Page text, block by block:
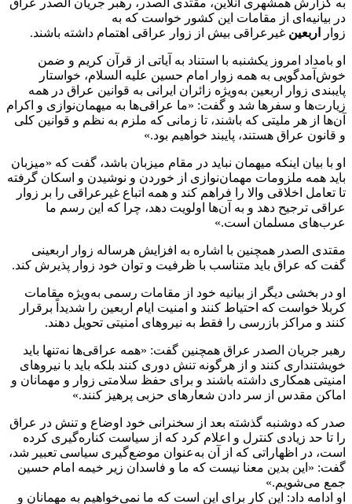
به گزارش همشهری آنلاین، مقتدی الصدر، رهبر جریان الصدر عراق
در بیانیه‌ای از مقامات این کشور خواست که به
زوار
اربعین غیرعراقی بیش از زوار عراقی اهتمام داشته باشند.
او بامداد امروز یکشنبه با استناد به آیاتی از قرآن کریم و ضمن
خوش‌آمدگویی به همه زوار امام حسین علیه السلام، خواستار
پایبندی زوار اربعین به‌ویژه زائران ایرانی به قوانین عراق در همه
زیارت‌ها و سفرها شد و گفت: «ما عراقی‌ها به میهمان‌نوازی و اکرام
آن‌ها از هر ملیتی که باشند، تا زمانی که ملزم به نظم و قوانین کلی
و قانون عراق هستند، پایبند خواهیم بود.»
او با بیان اینکه میهمان نباید در مقام میزبان باشد، گفت که «میزبان
باید همه ملزومات مهمان‌نوازی از خوردن و نوشیدن و اسکان گرفته
تا تعامل اخلاقی والا را فراهم کند و همه اتباع غیرعراقی را بر زوار
عراقی ترجیح دهد و به آن‌ها اولویت دهد، چرا که این رسم ما
عرب‌های مسلمان است.»
مقتدی الصدر همچنین با اشاره به افزایش هرساله زوار اربعینی
گفت که عراق باید متناسب با ظرفیت و توان خود زوار پذیرش کند.
او در بخشی دیگر از بیانیه خود از مقامات رسمی به‌ویژه مقامات
کربلا خواست که احتیاط کنند و امنیت ایام اربعین را شدیداً برقرار
کنند و مراکز بازرسی را فقط به نیروهای امنیتی تحویل دهند.
رهبر جریان الصدر عراق همچنین گفت: «همه عراقی‌ها نه‌تنها باید
خویشتنداری کنند و از هرگونه تنش دوری کنند بلکه باید با نیروهای
امنیتی همکاری داشته باشند و برای حفظ سلامتی زوار و مهمانان و
اماکن مقدس از سر دادن شعارهای حزبی پرهیز کنند.»
صدر که دوشنبه گذشته بعد از سخنرانی خود اوضاع و تنش در عراق
را تا حد زیادی کنترل و اعلام کرد که از سیاست کناره‌گیری کرده
است، در اظهاراتی که از آن به‌عنوان موضع‌گیری سیاسی تعبیر شد،
گفت: «این بدین معنا نیست که ما و فاسدان زیر خیمه امام حسین
جمع می‌شویم.»
او ادامه داد: این کار برای این است که ما نمی‌خواهیم به مهمانان و